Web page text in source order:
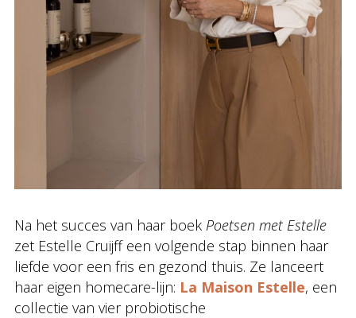
Na het succes van haar boek Poetsen met Estelle
zet Estelle Cruijff een volgende stap binnen haar
liefde voor een fris en gezond thuis. Ze lanceert
haar eigen homecare-lijn: La Maison Estelle, een
collectie van vier probiotische